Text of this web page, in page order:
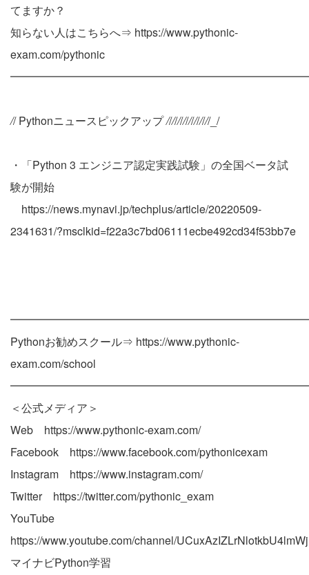
てますか？
知らない人はこちらへ⇒ https://www.pythonic-
exam.com/pythonic
// Pythonニュースピックアップ////////////////_/
・「Python 3 エンジニア認定実践試験」の全国ベータ試
験が開始
https://news.mynavi.jp/techplus/article/20220509-
2341631/?msclkid=f22a3c7bd06111ecbe492cd34f53bb7e
Pythonお勧めスクール⇒ https://www.pythonic-
exam.com/school
＜公式メディア＞
Web https://www.pythonic-exam.com/
Facebook https://www.facebook.com/pythonicexam
Instagram https://www.instagram.com/
Twitter https://twitter.com/pythonic_exam
YouTube
https://www.youtube.com/channel/
マイナビPython学習